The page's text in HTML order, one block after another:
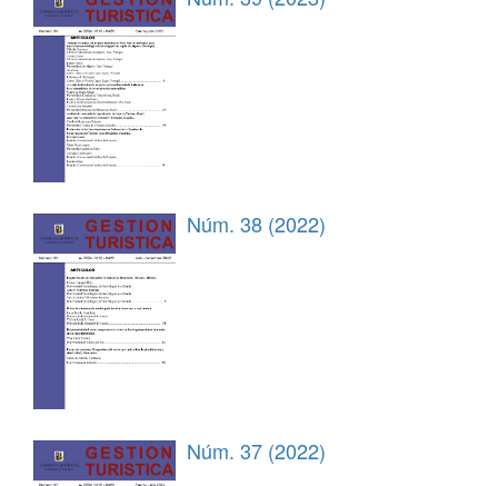
Núm. 38 (2022)
Núm. 37 (2022)